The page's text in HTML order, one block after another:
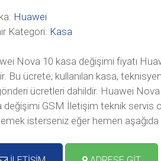
Huawei
Kategori: Kasa
Nova 10 kasa değişimi fiyatı
Bu ücrete; kullanılan kasa,
ücretleri dahildir. Huawei
değişimi GSM İletişim teknik servis
isterseniz eğer hemen aşağıda